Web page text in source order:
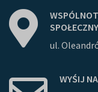
ul.
WYŚIJ